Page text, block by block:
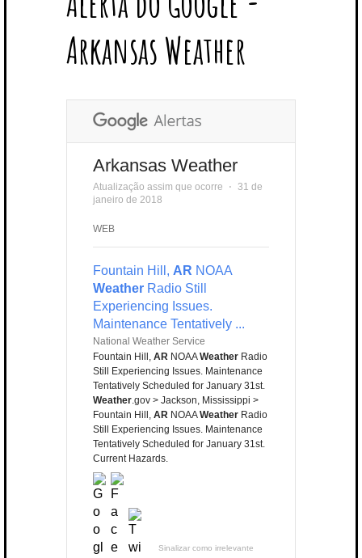
E
R
B
O
O
K
L
E
P
L
U
E
R
S
E
D
I
N
A
G
R
A
U
B
E
U
Arkansas Weather
Arkansas Weather
Atualização assim que ocorre ⋅ 31 de
janeiro de 2018
WEB
Fountain Hill, AR NOAA
Weather Radio Still
Experiencing Issues.
Maintenance Tentatively ...
National Weather Service
Fountain Hill, AR NOAAWeather Radio
Still Experiencing Issues. Maintenance
Tentatively Scheduled for January 31st.
Weather.gov > Jackson, Mississippi >
Fountain Hill, AR NOAAWeather Radio
Still Experiencing Issues. Maintenance
Tentatively Scheduled for January 31st.
Current Hazards.
Sinalizar como irrelevante